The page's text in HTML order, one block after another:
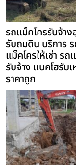
รถแม็คโครรับจ้าง
รับถมดิน บริการ
แม็คโครให้เช่า รถ
รับจ้าง แบคโฮรับเ
ราคาถูก